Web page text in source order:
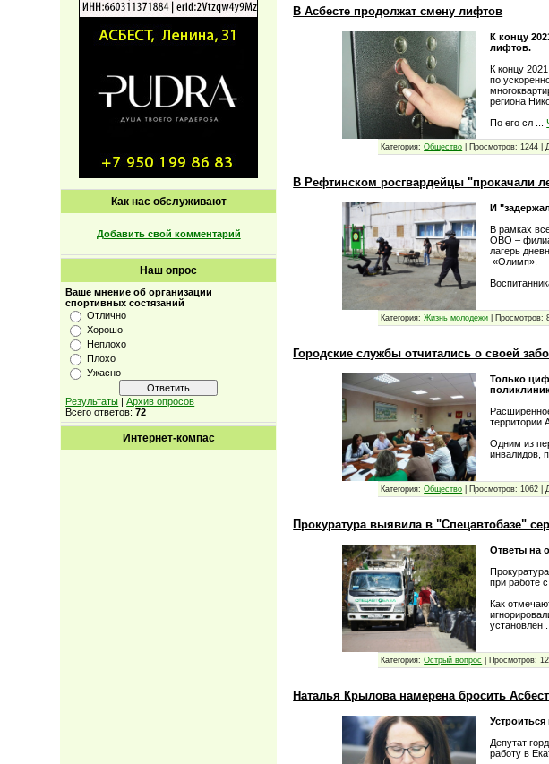
Как нас обслуживают
Добавить свой комментарий
Наш опрос
Ваше мнение об организации
спортивных состязаний
Отлично
Хорошо
Неплохо
Плохо
Ужасно
Результаты |Архив опросов
Всего ответов:72
Интернет-компас
В Асбесте продолжат смену лифтов
К концу
лифтов.
К концу
по
региона
По его сл
...
Категория: Общество Просмотров: 1244
В Рефтинском росгвардейцы "прокачали
И
В рамках
ОВО –
лагерь
«Олимп».
Категория: Жизнь молодежи Просмотров:
Городские службы отчитались о своей
Только
территории
Одним из
инвалидов,
Категория: Общество Просмотров: 1062
Прокуратура выявила в "Спецавтобазе"
Ответы на
при работе
Как
установлен
Категория: Острый вопрос Просмотров:
Наталья Крылова намерена бросить Асбест
Депутат
работу в